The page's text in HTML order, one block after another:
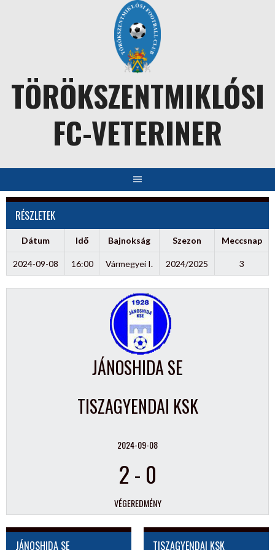
TÖRÖKSZENTMIKLÓSI
FC-VETERINER
RÉSZLETEK
Dátum Idő Bajnokság Szezon Meccsnap
2024-09-08 16:00 Vármegyei I. 2024/2025 3
JÁNOSHIDA SE
TISZAGYENDAI KSK
2024-09-08
2- 0
VÉGEREDMÉNY
JÁNOSHIDA SE TISZAGYENDAI KSK